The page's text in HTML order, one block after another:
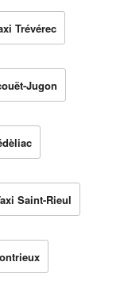
Trévérec
Jugon
Saint-Rieul